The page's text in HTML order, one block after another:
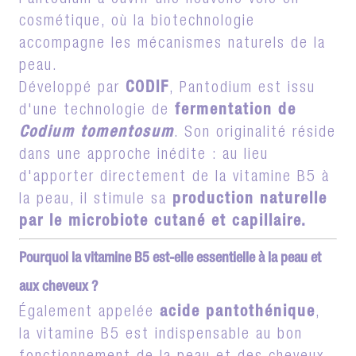
cosmétique, où la biotechnologie
accompagne les mécanismes naturels de la
peau.
Développé par CODIF, Pantodium est issu
d'une technologie de fermentation de
Codium tomentosum. Son originalité réside
dans une approche inédite : au lieu
d'apporter directement de la vitamine B5 à
la peau, il stimule sa production naturelle
par le microbiote cutané et capillaire.
Pourquoi la vitamine B5 est-elle essentielle à la peau et
aux cheveux ?
Également appelée acide pantothénique,
la vitamine B5 est indispensable au bon